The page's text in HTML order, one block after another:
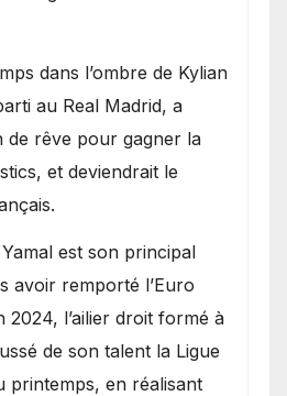
dans l’ombre de Kylian
au Real Madrid, a
de rêve pour gagner la
et deviendrait le
est son principal
avoir remporté l’Euro
2024, l’ailier droit formé à
de son talent la Ligue
printemps, en réalisant